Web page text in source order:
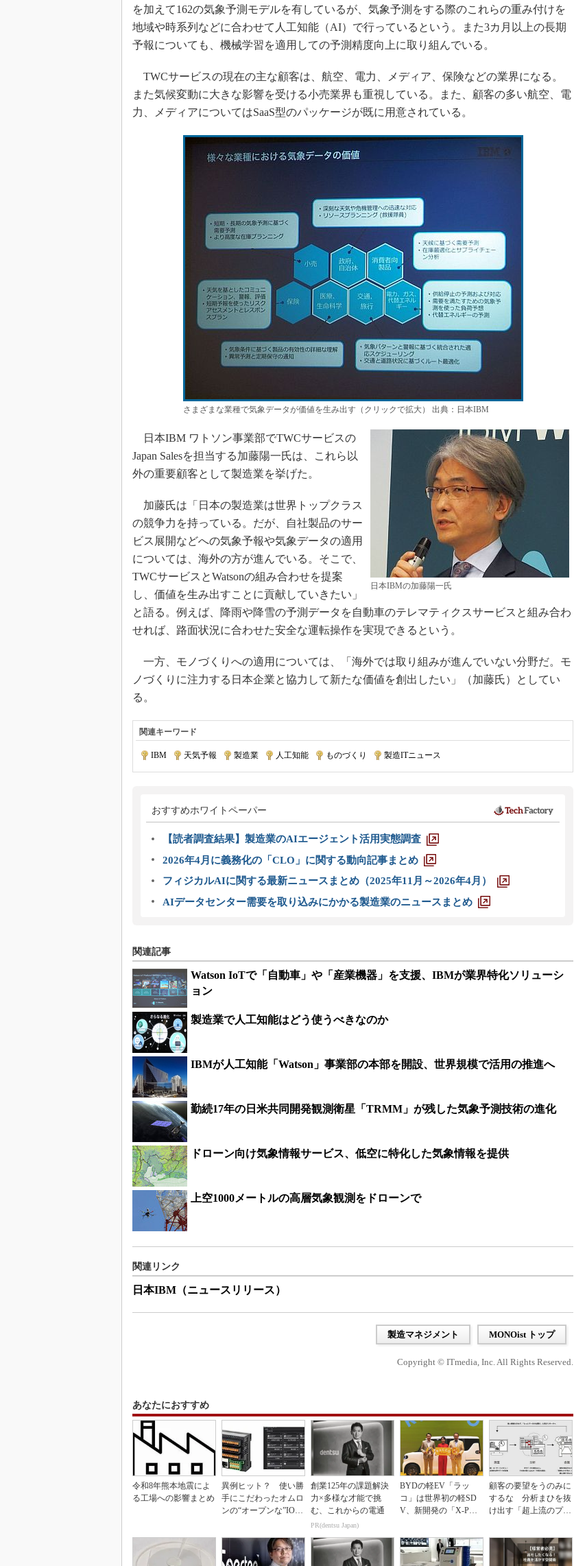
を加えて162の気象予測モデルを有しているが、気象予測をする際のこれらの重み付けを
地域や時系列などに合わせて人工知能（AI）で行っているという。また3カ月以上の長期
予報についても、機械学習を適用しての予測精度向上に取り組んでいる。
TWCサービスの現在の主な顧客は、航空、電力、メディア、保険などの業界になる。
また気候変動に大きな影響を受ける小売業界も重視している。また、顧客の多い航空、電
力、メディアについてはSaaS型のパッケージが既に用意されている。
さまざまな業種で気象データが価値を生み出す（クリックで拡大） 出典：日本IBM
日本IBMの加藤陽一氏
日本IBM ワトソン事業部でTWCサービスの
Japan Salesを担当する加藤陽一氏は、これら以
外の重要顧客として製造業を挙げた。
加藤氏は「日本の製造業は世界トップクラス
の競争力を持っている。だが、自社製品のサー
ビス展開などへの気象予報や気象データの適用
については、海外の方が進んでいる。そこで、
TWCサービスとWatsonの組み合わせを提案
し、価値を生み出すことに貢献していきたい」
と語る。例えば、降雨や降雪の予測データを自動車のテレマティクスサービスと組み合わ
せれば、路面状況に合わせた安全な運転操作を実現できるという。
一方、モノづくりへの適用については、「海外では取り組みが進んでいない分野だ。モ
ノづくりに注力する日本企業と協力して新たな価値を創出したい」（加藤氏）としてい
る。
関連キーワード
IBM 天気予報 製造業 人工知能 ものづくり 製造ITニュース
おすすめホワイトペーパー
【読者調査結果】製造業のAIエージェント活用実態調査
2026年4月に義務化の「CLO」に関する動向記事まとめ
フィジカルAIに関する最新ニュースまとめ（2025年11月～2026年4月）
AIデータセンター需要を取り込みにかかる製造業のニュースまとめ
関連記事
Watson IoTで「自動車」や「産業機器」を支援、IBMが業界特化ソリューシ
ョン
製造業で人工知能はどう使うべきなのか
IBMが人工知能「Watson」事業部の本部を開設、世界規模で活用の推進へ
勤続17年の日米共同開発観測衛星「TRMM」が残した気象予測技術の進化
ドローン向け気象情報サービス、低空に特化した気象情報を提供
上空1000メートルの高層気象観測をドローンで
関連リンク
日本IBM（ニュースリリース）
製造マネジメント MONOist トップ
Copyright © ITmedia, Inc. All Rights Reserved.
あなたにおすすめ
令和8年熊本地震によ
る工場への影響まとめ
異例ヒット？ 使い勝
手にこだわったオムロ
ンの“オープンな”IO-L
創業125年の課題解決
力×多様な才能で挑
む、これからの電通
PR(dentsu Japan)
BYDの軽EV「ラッ
コ」は世界初の軽SD
V、新開発の「X-PAC
顧客の要望をうのみに
するな 分析まひを抜
け出す「超上流のプロ